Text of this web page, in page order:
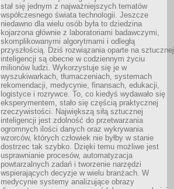
stał się jednym z najważniejszych tematów
współczesnego świata technologii. Jeszcze
niedawno dla wielu osób była to dziedzina
kojarzona głównie z laboratoriami badawczymi,
skomplikowanymi algorytmami i odległą
przyszłością. Dziś rozwiązania oparte na sztucznej
inteligencji są obecne w codziennym życiu
milionów ludzi. Wykorzystuje się je w
wyszukiwarkach, tłumaczeniach, systemach
rekomendacji, medycynie, finansach, edukacji,
logistyce i rozrywce. To, co kiedyś wydawało się
eksperymentem, stało się częścią praktycznej
rzeczywistości. Największą siłą sztucznej
inteligencji jest zdolność do przetwarzania
ogromnych ilości danych oraz wykrywania
wzorców, których człowiek nie byłby w stanie
dostrzec tak szybko. Dzięki temu możliwe jest
usprawnianie procesów, automatyzacja
powtarzalnych zadań i tworzenie narzędzi
wspierających decyzje w wielu branżach. W
medycynie systemy analizujące obrazy